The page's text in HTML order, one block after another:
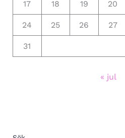
17 18 19 20
24 25 26 27
31
« jul